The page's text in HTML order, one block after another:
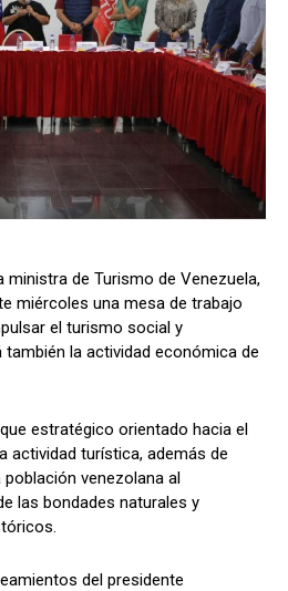
ministra de Turismo de Venezuela,
miércoles una mesa de trabajo
el turismo social y
la actividad económica de
estratégico orientado hacia el
actividad turística, además de
venezolana al
las bondades naturales y
del presidente